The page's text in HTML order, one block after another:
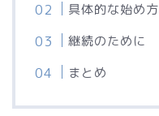
具体的な始め方
継続のために
まとめ